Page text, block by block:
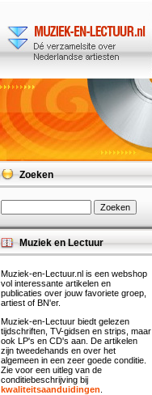
Zoeken
Muziek en Lectuur
Muziek-en-Lectuur.nl is een webshop
vol interessante artikelen en
publicaties over jouw favoriete groep,
artiest of BN'er.
Muziek-en-Lectuur biedt gelezen
tijdschriften, TV-gidsen en strips, maar
ook LP's en CD's aan. De artikelen
zijn tweedehands en over het
algemeen in een zeer goede conditie.
Zie voor een uitleg van de
conditiebeschrijving bij
kwaliteitsaanduidingen